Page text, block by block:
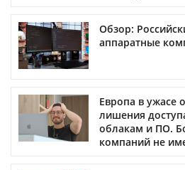
Обзор:
аппаратные
Европа в ужасе
лишения
облакам и ПО.
компаний не